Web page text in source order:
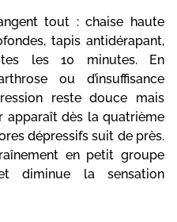
tout : chaise haute
tapis antidérapant,
les 10 minutes. En
ou d’insuffisance
reste douce mais
apparaît dès la quatrième
dépressifs suit de près.
en petit groupe
diminue la sensation